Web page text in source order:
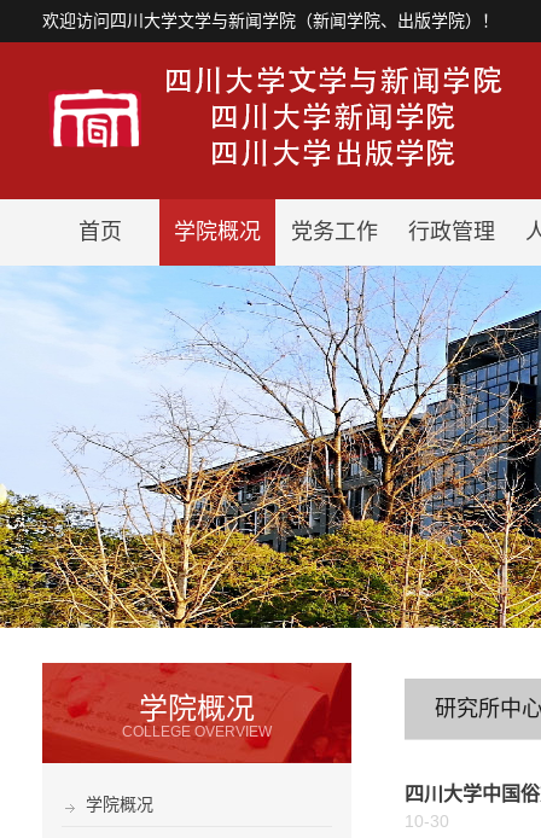
欢迎访问四川大学文学与新闻学院（新闻学院、出版学院）！
首页 学院概况 党务工作 行政管理
学院概况
COLLEGE OVERVIEW
学院概况
研究所中
四川大学中国
10-30